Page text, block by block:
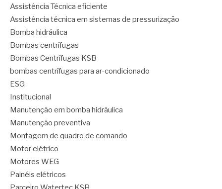
Assistência Técnica eficiente
Assistência técnica em sistemas de pressurização
Bomba hidráulica
Bombas centrífugas
Bombas Centrífugas KSB
bombas centrífugas para ar-condicionado
ESG
Institucional
Manutenção em bomba hidráulica
Manutenção preventiva
Montagem de quadro de comando
Motor elétrico
Motores WEG
Painéis elétricos